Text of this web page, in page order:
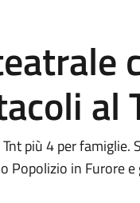
al
più 4 per famiglie.
Popolizio in Furore